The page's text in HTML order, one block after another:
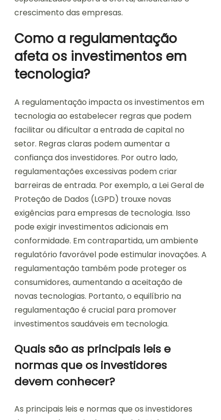
crescimento das empresas.
Como a regulamentação
afeta os investimentos em
tecnologia?
A regulamentação impacta os investimentos em
tecnologia ao estabelecer regras que podem
facilitar ou dificultar a entrada de capital no
setor. Regras claras podem aumentar a
confiança dos investidores. Por outro lado,
regulamentações excessivas podem criar
barreiras de entrada. Por exemplo, a Lei Geral de
Proteção de Dados (LGPD) trouxe novas
exigências para empresas de tecnologia. Isso
pode exigir investimentos adicionais em
conformidade. Em contrapartida, um ambiente
regulatório favorável pode estimular inovações. A
regulamentação também pode proteger os
consumidores, aumentando a aceitação de
novas tecnologias. Portanto, o equilíbrio na
regulamentação é crucial para promover
investimentos saudáveis em tecnologia.
Quais são as principais leis e
normas que os investidores
devem conhecer?
As principais leis e normas que os investidores